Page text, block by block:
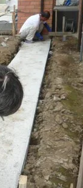
取り組み